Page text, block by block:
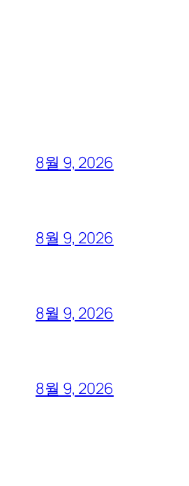
8월 9, 2026
8월 9, 2026
8월 9, 2026
8월 9, 2026